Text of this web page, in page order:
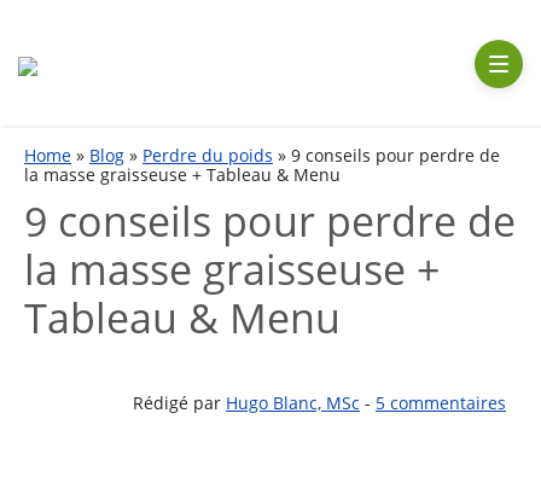
contenu
Home » Blog » Perdre du poids » 9 conseils pour perdre de
la masse graisseuse + Tableau & Menu
9 conseils pour perdre de
la masse graisseuse +
Tableau & Menu
Rédigé par Hugo Blanc, MSc - 5 commentaires